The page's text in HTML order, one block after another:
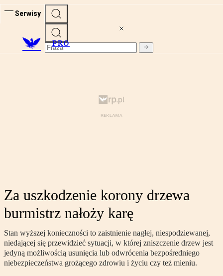
Serwisy
PRO
Za uszkodzenie korony drzewa
burmistrz nałoży karę
Stan wyższej konieczności to zaistnienie nagłej, niespodziewanej,
niedającej się przewidzieć sytuacji, w której zniszczenie drzew jest
jedyną możliwością usunięcia lub odwrócenia bezpośredniego
niebezpieczeństwa grożącego zdrowiu i życiu czy też mieniu.